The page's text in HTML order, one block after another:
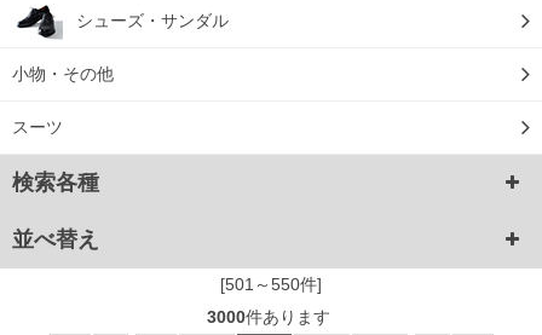
シューズ・サンダル
小物・その他
スーツ
検索各種
並べ替え
[501～550件]
3000件あります